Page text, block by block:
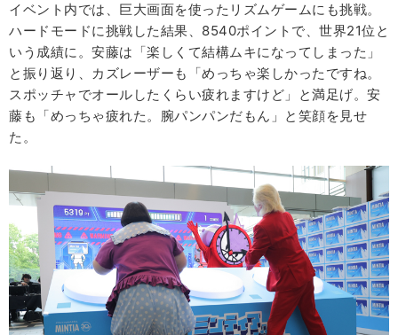
イベント内では、巨大画面を使ったリズムゲームにも挑戦。
ハードモードに挑戦した結果、8540ポイントで、世界21位と
いう成績に。安藤は「楽しくて結構ムキになってしまった」
と振り返り、カズレーザーも「めっちゃ楽しかったですね。
スポッチャでオールしたくらい疲れますけど」と満足げ。安
藤も「めっちゃ疲れた。腕パンパンだもん」と笑顔を見せ
た。